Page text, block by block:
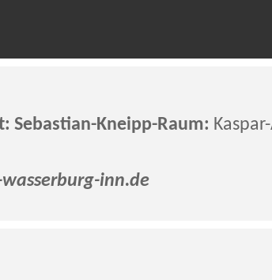
Sebastian-Kneipp-Raum:
inn.de